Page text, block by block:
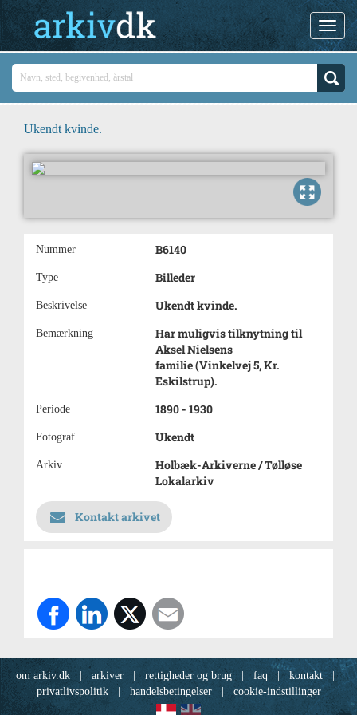
Ukendt kvinde.
Nummer B6140
Type Billeder
Beskrivelse Ukendt kvinde.
Bemærkning
Har muligvis tilknytning til
Aksel Nielsens
familie (Vinkelvej 5, Kr.
Eskilstrup).
Periode 1890 - 1930
Fotograf Ukendt
Arkiv
Holbæk-Arkiverne / Tølløse
Lokalarkiv
Kontakt arkivet
om arkiv.dk arkiver rettigheder og brug | faq | kontakt |
privatlivspolitik
handelsbetingelser cookie-indstillinger